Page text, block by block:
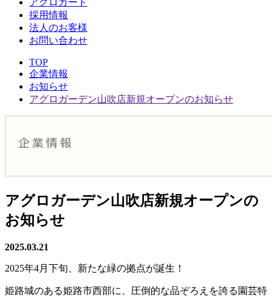
採用情報
法人のお客様
お問い合わせ
TOP
企業情報
お知らせ
アグロガーデン山吹店新規オープンのお知らせ
アグロガーデン山吹店新規オープンの
お知らせ
2025.03.21
2025年4月下旬、新たな緑の拠点が誕生！
姫路城のある姫路市西部に、圧倒的な品ぞろえを誇る園芸特